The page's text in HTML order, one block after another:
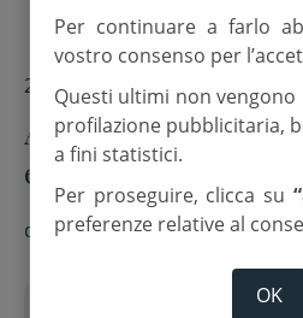
25 Febbraio 2025
Aumento dei costi di
elettrica
di Red.
Per continuare a farlo
vostro consenso per
Questi ultimi non
profilazione pubblicitaria,
a fini statistici.
Per proseguire, clicca su
preferenze relative al
OK